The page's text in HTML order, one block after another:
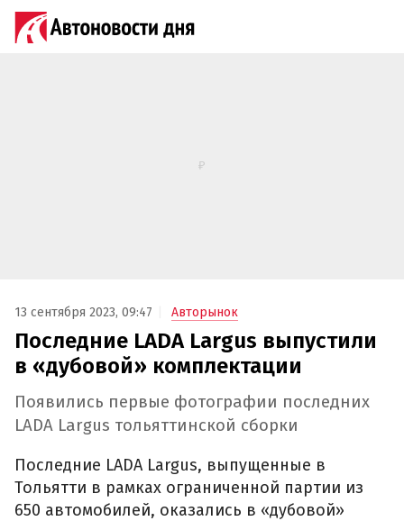
13 сентября 2023, 09:47 Авторынок
Последние LADA Largus выпустили
в «дубовой» комплектации
Появились первые фотографии последних
LADA Largus тольяттинской сборки
Последние LADA Largus, выпущенные в
Тольятти в рамках ограниченной партии из
650 автомобилей, оказались в «дубовой»